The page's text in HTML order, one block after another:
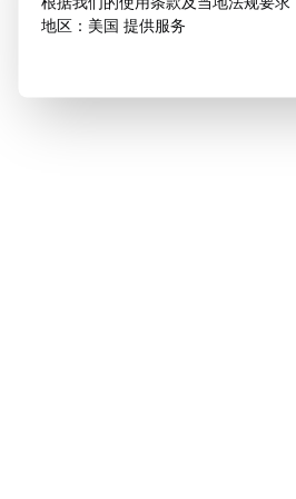
地区：美国 提供服务